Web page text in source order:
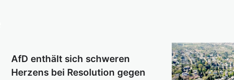
AfD enthält sich schweren
Herzens bei Resolution gegen